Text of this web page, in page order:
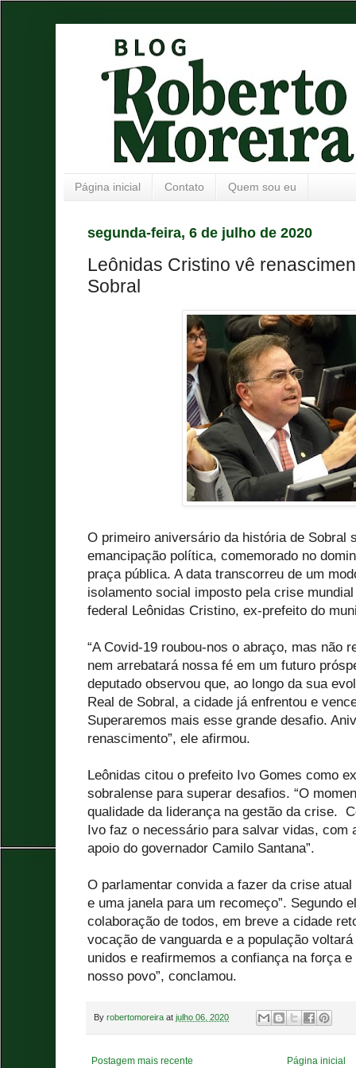
Página inicial Contato Quem sou eu
segunda-feira, 6 de julho de 2020
Leônidas Cristino vê
Sobral
O primeiro aniversário da história de Sobral
emancipação política, comemorado no
praça pública. A data transcorreu de um
isolamento social imposto pela crise
federal Leônidas Cristino, ex-prefeito do
“A Covid-19 roubou-nos o abraço, mas não
nem arrebatará nossa fé em um futuro
deputado observou que, ao longo da sua
Real de Sobral, a cidade já enfrentou e
Superaremos mais esse grande desafio.
renascimento”, ele afirmou.
Leônidas citou o prefeito Ivo Gomes como
sobralense para superar desafios. “O
qualidade da liderança na gestão da crise.
Ivo faz o necessário para salvar vidas, com
apoio do governador Camilo Santana”.
O parlamentar convida a fazer da crise
e uma janela para um recomeço”. Segundo
colaboração de todos, em breve a cidade
vocação de vanguarda e a população
unidos e reafirmemos a confiança na força
nosso povo”, conclamou.
By robertomoreira at julho 06, 2020
Postagem mais recente Página inicial